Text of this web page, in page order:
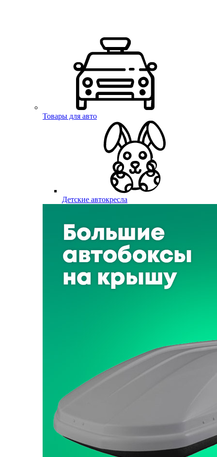
Товары для авто
Детские автокресла